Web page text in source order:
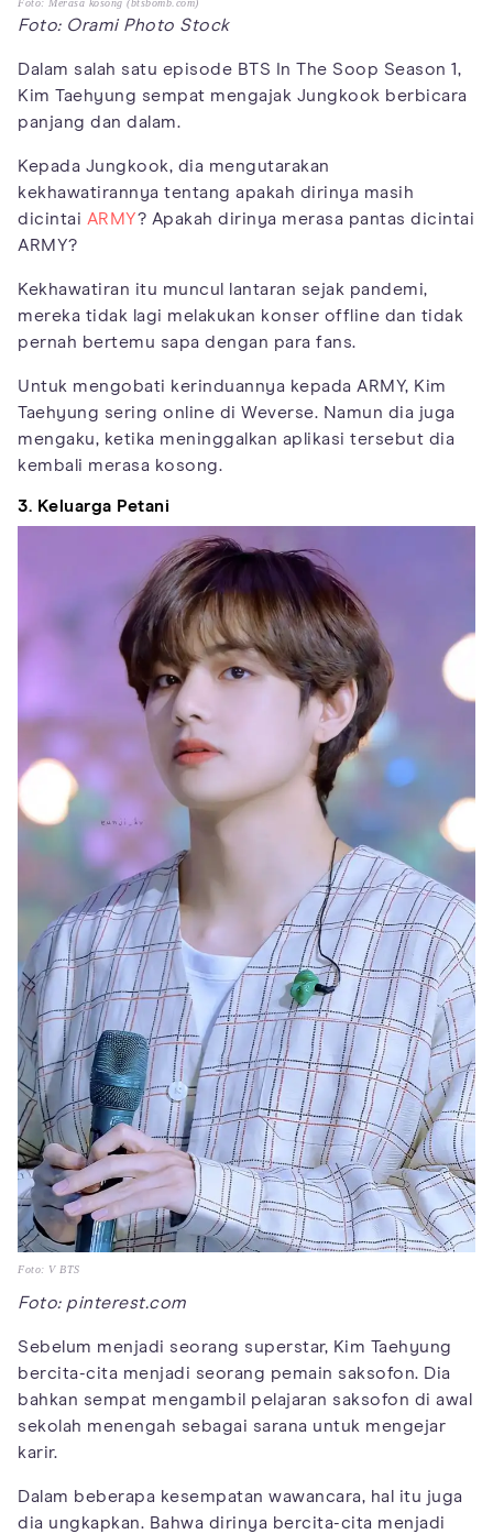
Foto: Merasa kosong (btsbomb.com)
Foto: Orami Photo Stock
Dalam salah satu episode BTS In The Soop Season 1,
Kim Taehyung sempat mengajak Jungkook berbicara
panjang dan dalam.
Kepada Jungkook, dia mengutarakan
kekhawatirannya tentang apakah dirinya masih
dicintai ARMY? Apakah dirinya merasa pantas dicintai
ARMY?
Kekhawatiran itu muncul lantaran sejak pandemi,
mereka tidak lagi melakukan konser offline dan tidak
pernah bertemu sapa dengan para fans.
Untuk mengobati kerinduannya kepada ARMY, Kim
Taehyung sering online di Weverse. Namun dia juga
mengaku, ketika meninggalkan aplikasi tersebut dia
kembali merasa kosong.
3. Keluarga Petani
Foto: V BTS
Foto: pinterest.com
Sebelum menjadi seorang superstar, Kim Taehyung
bercita-cita menjadi seorang pemain saksofon. Dia
bahkan sempat mengambil pelajaran saksofon di awal
sekolah menengah sebagai sarana untuk mengejar
karir.
Dalam beberapa kesempatan wawancara, hal itu juga
dia ungkapkan. Bahwa dirinya bercita-cita menjadi